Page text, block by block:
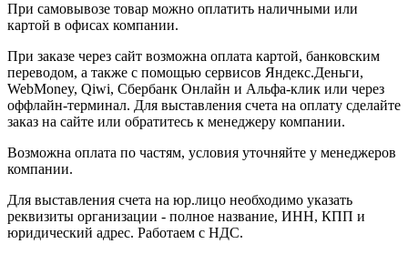
При самовывозе товар можно оплатить наличными или
картой в офисах компании.
При заказе через сайт возможна оплата картой, банковским
переводом, а также с помощью сервисов Яндекс.Деньги,
WebMoney, Qiwi, Сбербанк Онлайн и Альфа-клик или через
оффлайн-терминал. Для выставления счета на оплату сделайте
заказ на сайте или обратитесь к менеджеру компании.
Возможна оплата по частям, условия уточняйте у менеджеров
компании.
Для выставления счета на юр.лицо необходимо указать
реквизиты организации - полное название, ИНН, КПП и
юридический адрес. Работаем с НДС.